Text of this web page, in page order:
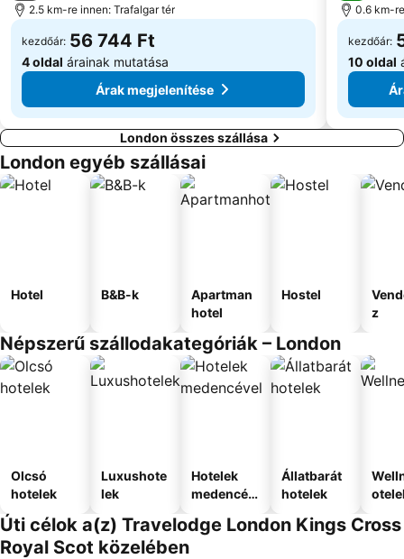
2.5 km-re innen: Trafalgar tér
kezdőár: 56 744 Ft
4 oldal árainak mutatása
Árak megjelenítése
0.6 km-
kezdőár:
10 oldal
London összes szállása
London egyéb szállásai
Hotel B&B-k
Apartman
hotel
Hostel
z
Népszerű szállodakategóriák – London
Olcsó
hotelek
Luxushote
lek
Hotelek
medencév
Állatbarát
hotelek
Úti célok a(z) Travelodge London Kings Cross
Royal Scot közelében